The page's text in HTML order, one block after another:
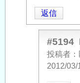
者
に
Re:
返信
#5194
投稿者
2012/03/